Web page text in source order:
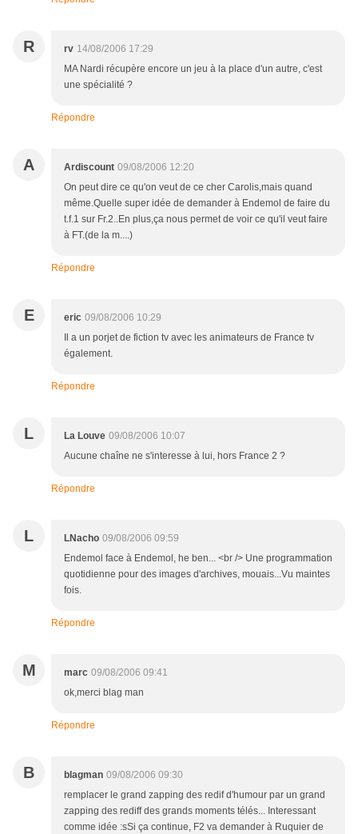
R rv 14/08/2006 17:29
MA Nardi récupère encore un jeu à la place d'un autre, c'est
une spécialité ?
Répondre
A Ardiscount 09/08/2006 12:20
On peut dire ce qu'on veut de ce cher Carolis,mais quand
même.Quelle super idée de demander à Endemol de faire du
t.f.1 sur Fr.2..En plus,ça nous permet de voir ce qu'il veut faire
à FT.(de la m....)
Répondre
E eric 09/08/2006 10:29
Il a un porjet de fiction tv avec les animateurs de France tv
également.
Répondre
L La Louve 09/08/2006 10:07
Aucune chaîne ne s'interesse à lui, hors France 2 ?
Répondre
L LNacho 09/08/2006 09:59
Endemol face à Endemol, he ben... <br /> Une programmation
quotidienne pour des images d'archives, mouais...Vu maintes
fois.
Répondre
M marc 09/08/2006 09:41
ok,merci blag man
Répondre
B blagman 09/08/2006 09:30
remplacer le grand zapping des redif d'humour par un grand
zapping des rediff des grands moments télés... Interessant
comme idée :sSi ça continue, F2 va demander à Ruquier de